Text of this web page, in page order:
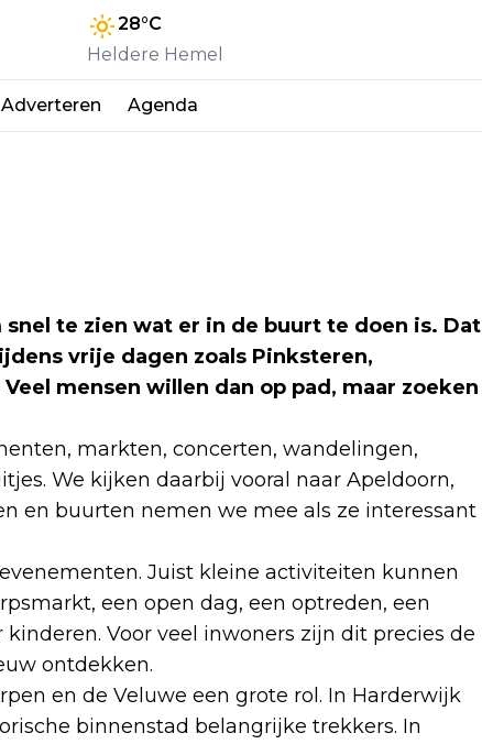
28°C
Heldere Hemel
Adverteren Agenda
te zien wat er in de buurt te doen is. Dat
vrije dagen zoals Pinksteren,
mensen willen dan op pad, maar zoeken
markten, concerten, wandelingen,
We kijken daarbij vooral naar Apeldoorn,
en buurten nemen we mee als ze interessant
Juist kleine activiteiten kunnen
een open dag, een optreden, een
Voor veel inwoners zijn dit precies de
ontdekken.
en de Veluwe een grote rol. In Harderwijk
binnenstad belangrijke trekkers. In